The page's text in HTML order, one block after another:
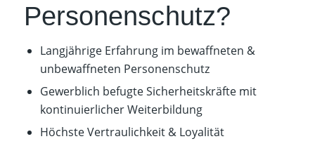
Personenschutz?
Langjährige Erfahrung im bewaffneten &
unbewaffneten Personenschutz
Gewerblich befugte Sicherheitskräfte mit
kontinuierlicher Weiterbildung
Höchste Vertraulichkeit & Loyalität